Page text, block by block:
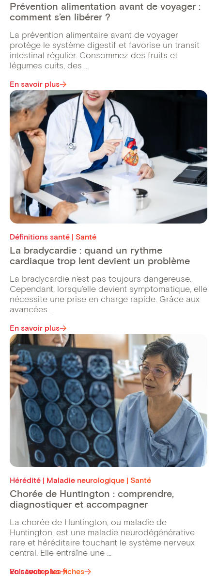
Voir toutes les fiches
Prévention alimentation avant de voyager :
comment s’en libérer ?
La prévention alimentaire avant de voyager
protège le système digestif et favorise un transit
intestinal régulier. Consommez des fruits et
légumes cuits, des ...
En savoir plus
Définitions santé | Santé
La bradycardie : quand un rythme
cardiaque trop lent devient un problème
La bradycardie n’est pas toujours dangereuse.
Cependant, lorsqu’elle devient symptomatique, elle
nécessite une prise en charge rapide. Grâce aux
avancées ...
En savoir plus
Hérédité | Maladie neurologique | Santé
Chorée de Huntington : comprendre,
diagnostiquer et accompagner
La chorée de Huntington, ou maladie de
Huntington, est une maladie neurodégénérative
rare et héréditaire touchant le système nerveux
central. Elle entraîne une ...
En savoir plus